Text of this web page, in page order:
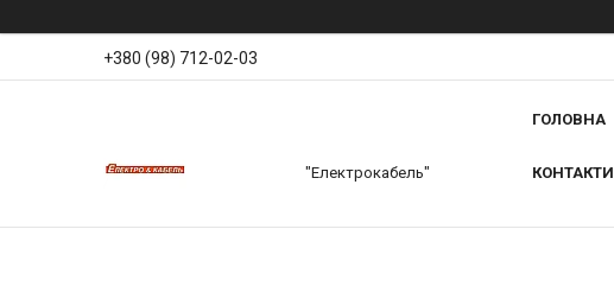
+380 (98) 712-02-03
"Електрокабель"
ГОЛОВНА
КОНТАКТИ